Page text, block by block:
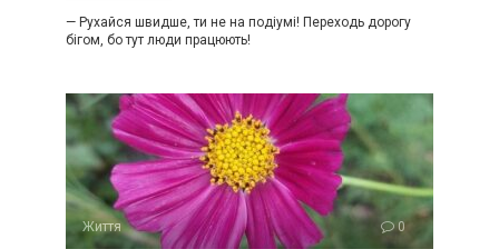
— Рухайся швидше, ти не на подіумі! Переходь дорогу
бігом, бо тут люди працюють!
Життя 0